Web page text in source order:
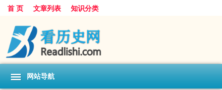
首 页 文章列表 知识分类
网站导航